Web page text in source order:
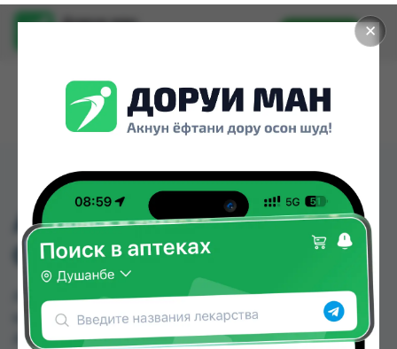
✕
Доруи ман
Установить
АМОКВАРТ 125МГ/5МЛ
СУСП 100МЛ
АМОКВАРТ 125МГ/5МЛ СУСП 100МЛ можно
купить или заказать в аптеках, Аптека АХРОМ,
Аслфарм №1, Аслфарм №2, Аслфарм №3,